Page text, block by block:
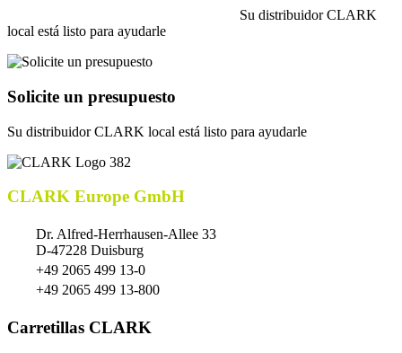
Su distribuidor CLARK
local está listo para ayudarle
Solicite un presupuesto
Su distribuidor CLARK local está listo para ayudarle
CLARK Europe GmbH
Dr. Alfred-Herrhausen-Allee 33
D-47228 Duisburg
+49 2065 499 13-0
+49 2065 499 13-800
Carretillas CLARK